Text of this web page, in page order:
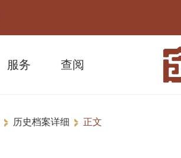
服务 查阅
历史档案详细 正文